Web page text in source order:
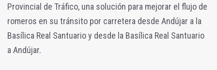
Provincial de Tráfico, una solución para mejorar el flujo de
romeros en su tránsito por carretera desde Andújar a la
Basílica Real Santuario y desde la Basílica Real Santuario
a Andújar.